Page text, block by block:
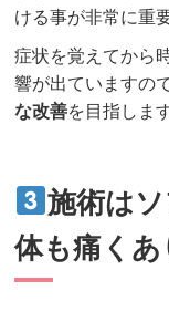
ける事が非常に重
症状を覚えてから
響が出ていますの
な改善を目指しま
施術は
体も痛くあ